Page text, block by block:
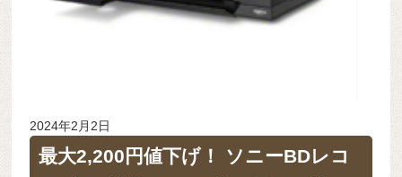
2024年2月2日
最大2,200円値下げ！ ソニーBDレコ